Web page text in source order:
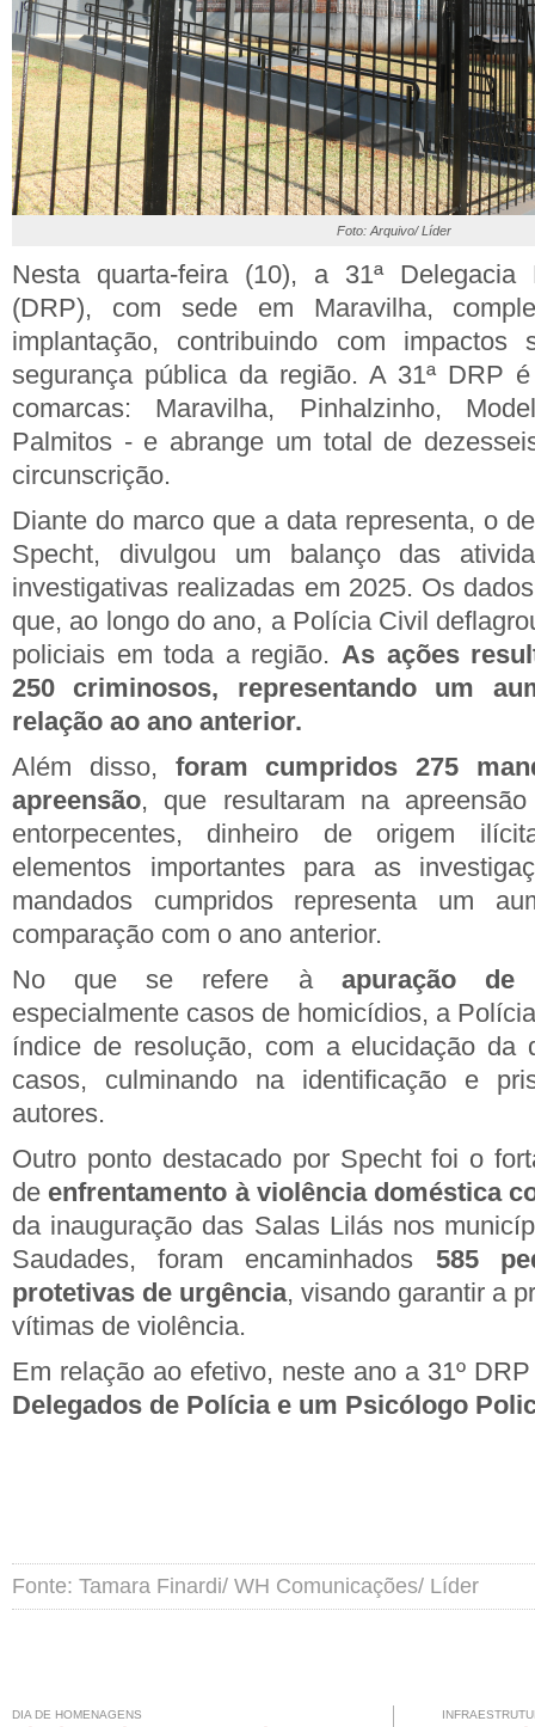
Foto: Arquivo/ Líder
Nesta quarta-feira (10), a 31ª Delegacia
(DRP), com sede em Maravilha,
implantação, contribuindo com impactos
segurança pública da região. A 31ª DRP
comarcas: Maravilha, Pinhalzinho,
Palmitos - e abrange um total de
circunscrição.
Diante do marco que a data representa, o
Specht, divulgou um balanço das
investigativas realizadas em 2025. Os
que, ao longo do ano, a Polícia Civil
policiais em toda a região. As ações
250 criminosos, representando um
relação ao ano anterior.
Além disso, foram cumpridos 275
apreensão, que resultaram na
entorpecentes, dinheiro de origem
elementos importantes para as
mandados cumpridos representa um
comparação com o ano anterior.
No que se refere à apuração de
especialmente casos de homicídios, a
índice de resolução, com a elucidação da
casos, culminando na identificação e
autores.
Outro ponto destacado por Specht foi o
de enfrentamento à violência doméstica
da inauguração das Salas Lilás nos
Saudades, foram encaminhados 585
protetivas de urgência, visando garantir a
vítimas de violência.
Em relação ao efetivo, neste ano a 31º
Delegados de Polícia e um Psicólogo
Fonte: Tamara Finardi/ WH Comunicações/ Líder
DIA DE HOMENAGENS